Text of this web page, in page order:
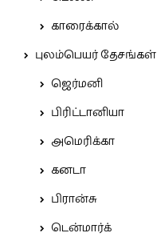
காரைக்கால்
புலம்பெயர் தேசங்கள்
ஜெர்மனி
பிரிட்டானியா
அமெரிக்கா
கனடா
பிரான்சு
டென்மார்க்